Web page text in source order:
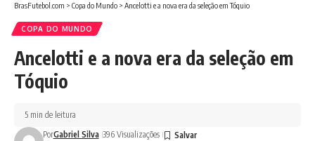
BrasFutebol.com > Copa do Mundo > Ancelotti e a nova era da seleção em Tóquio
COPA DO MUNDO
Ancelotti e a nova era da seleção em
Tóquio
PorGabriel Silva 396 Visualizações
5 min de leitura